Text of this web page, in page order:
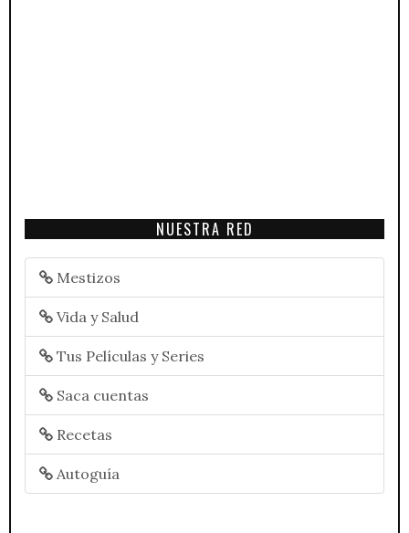
NUESTRA RED
Mestizos
Vida y Salud
Tus Películas y Series
Saca cuentas
Recetas
Autoguía